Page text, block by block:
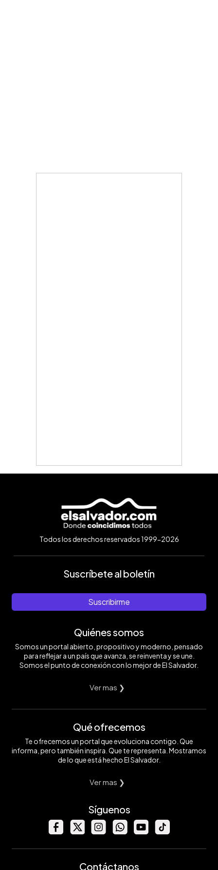
Todos los derechos reservados 1999-2026
Suscríbete al boletín
Suscribirme
Quiénes somos
Somos un portal abierto, propositivo y moderno, pensado
para reflejar a un país que avanza, se reinventa y se une.
Somos el punto de conexión con lo mejor de El Salvador.
Ver mas ❯
Qué ofrecemos
Te ofrecemos un portal que evoluciona contigo. Que
informa, pero también inspira. Que te representa. Mostramos
de lo que está hecho El Salvador.
Ver mas ❯
Síguenos
Contáctanos